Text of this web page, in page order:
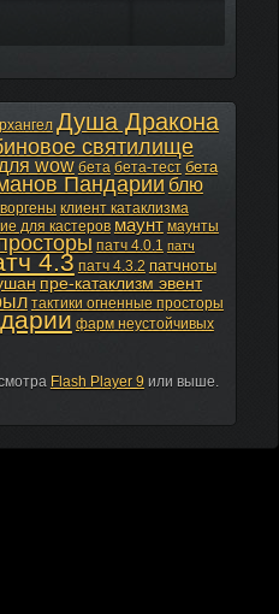
Душа Дракона
святилище
wow бета бета-тест бета
Пандарии блю
воргены клиент катаклизма
для кастеров маунт маунты
патч 4.0.1 патч
4.3 патч 4.3.2 патчноты
пре-катаклизм эвент
тактики огненные просторы
фарм неустойчивых
Flash Player 9 или выше.